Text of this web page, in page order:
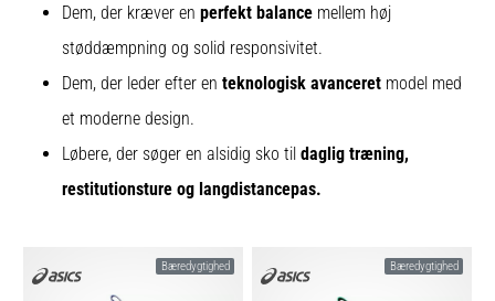
Dem, der kræver en perfekt balance mellem høj
støddæmpning og solid responsivitet.
Dem, der leder efter en teknologisk avanceret model med
et moderne design.
Løbere, der søger en alsidig sko til daglig træning,
restitutionsture og langdistancepas.
Bæredygtighed Bæredygtighed